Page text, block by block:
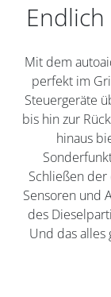
Mit dem
perfekt im
Steuergeräte
bis hin zur
hinaus
Schließen
Sensoren und
des
Und das alles